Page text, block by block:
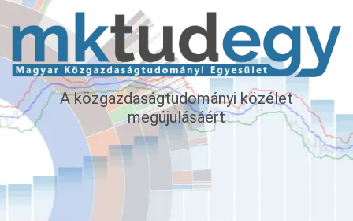
A közgazdaságtudományi közélet
megújulásáért